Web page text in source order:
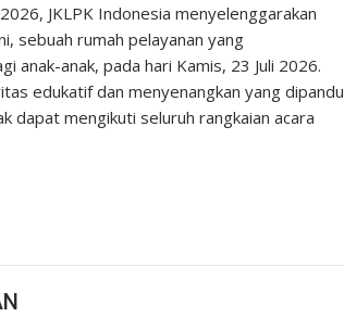
JKLPK Indonesia menyelenggarakan
sebuah rumah pelayanan yang
anak-anak, pada hari Kamis, 23 Juli 2026.
edukatif dan menyenangkan yang dipandu
dapat mengikuti seluruh rangkaian acara